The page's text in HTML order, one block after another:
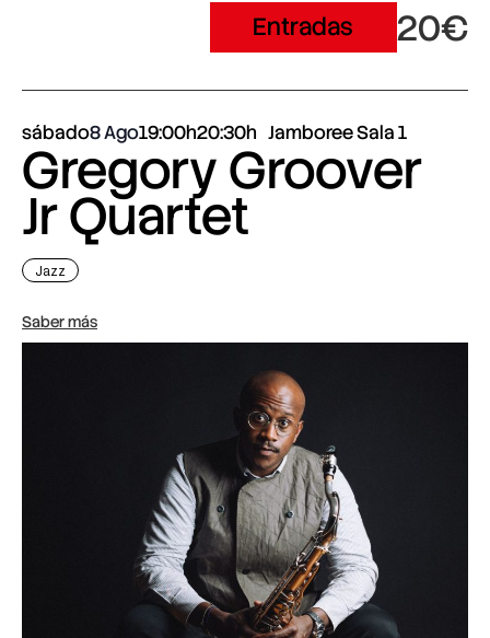
Entradas 20€
sábado8 Ago19:00h20:30h Jamboree Sala 1
Gregory Groover
Jr Quartet
Jazz
Saber más